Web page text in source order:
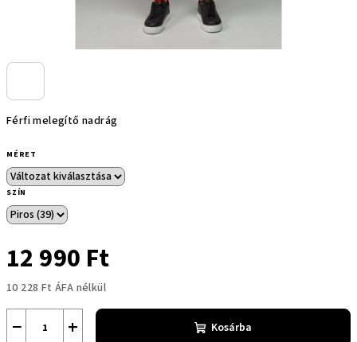
Férfi melegítő nadrág
MÉRET
SZÍN
12 990 Ft
10 228 Ft ÁFA nélkül
+
− Kosárba